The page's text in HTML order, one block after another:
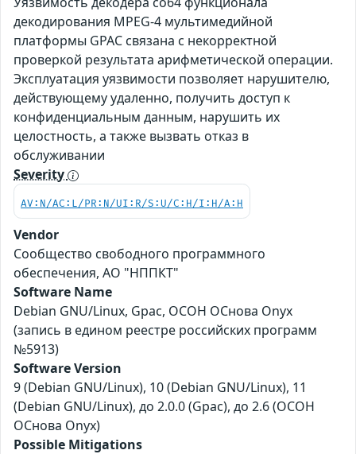
декодирования MPEG-4 мультимедийной
платформы GPAC связана с некорректной
проверкой результата арифметической операции.
Эксплуатация уязвимости позволяет нарушителю,
действующему удаленно, получить доступ к
конфиденциальным данным, нарушить их
целостность, а также вызвать отказ в
обслуживании
Severity
AV:N/AC:L/PR:N/UI:R/S:U/C:H/I:H/A:H
Vendor
Сообщество свободного программного
обеспечения, АО "НППКТ"
Software Name
Debian GNU/Linux, Gpac, ОСОН ОСнова Оnyx
(запись в едином реестре российских программ
№5913)
Software Version
9 (Debian GNU/Linux), 10 (Debian GNU/Linux), 11
(Debian GNU/Linux), до 2.0.0 (Gpac), до 2.6 (ОСОН
ОСнова Оnyx)
Possible Mitigations